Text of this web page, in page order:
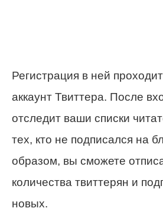
Регистрация в ней
аккаунт Твиттера. После
отследит ваши списки
тех, кто не подписался на
образом, вы сможете
количества твиттерян и
новых.